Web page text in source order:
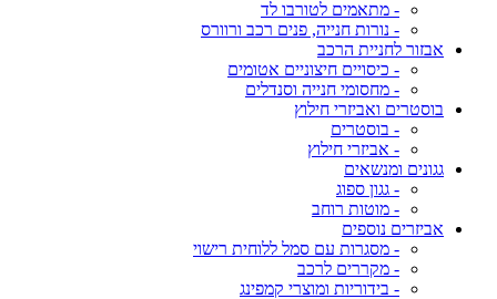
- מתאמים לטורבו לד
- נורות חנייה, פנים רכב ורוורס
אבזור לחניית הרכב
- כיסויים חיצוניים אטומים
- מחסומי חנייה וסנדלים
בוסטרים ואביזרי חילוץ
- בוסטרים
- אביזרי חילוץ
גגונים ומנשאים
- גגון ספוג
- מוטות רוחב
אביזרים נוספים
- מסגרות עם סמל ללוחית רישוי
- מקררים לרכב
- בידוריות ומוצרי קמפינג